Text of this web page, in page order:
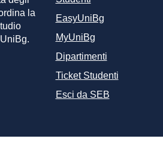
la
EasyUniBg
MyUniBg
Dipartimenti
Ticket Studenti
Esci da SEB